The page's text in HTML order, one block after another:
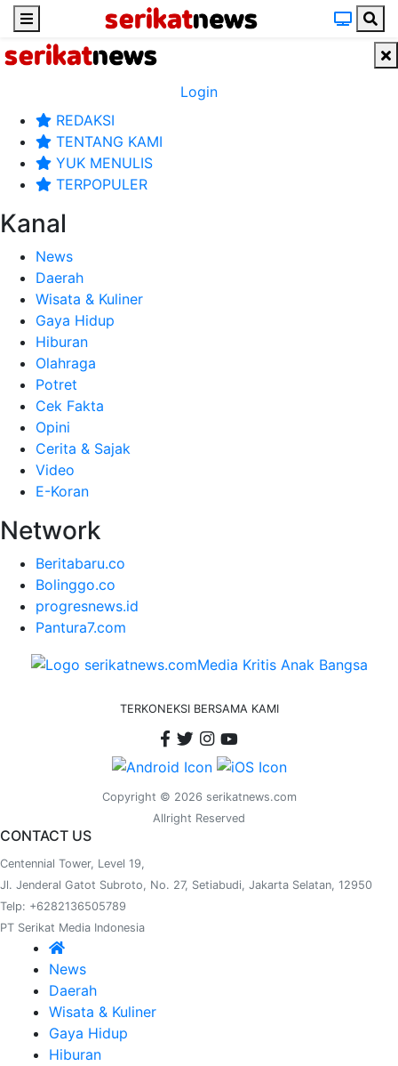
Login
REDAKSI
TENTANG KAMI
YUK MENULIS
TERPOPULER
Kanal
News
Daerah
Wisata & Kuliner
Gaya Hidup
Hiburan
Olahraga
Potret
Cek Fakta
Opini
Cerita & Sajak
Video
E-Koran
Network
Beritabaru.co
Bolinggo.co
progresnews.id
Pantura7.com
TERKONEKSI BERSAMA KAMI
Copyright © 2026 serikatnews.com
Allright Reserved
CONTACT US
Centennial Tower, Level 19,
Jl. Jenderal Gatot Subroto, No. 27, Setiabudi, Jakarta Selatan, 12950
Telp: +6282136505789
PT Serikat Media Indonesia
News
Daerah
Wisata & Kuliner
Gaya Hidup
Hiburan